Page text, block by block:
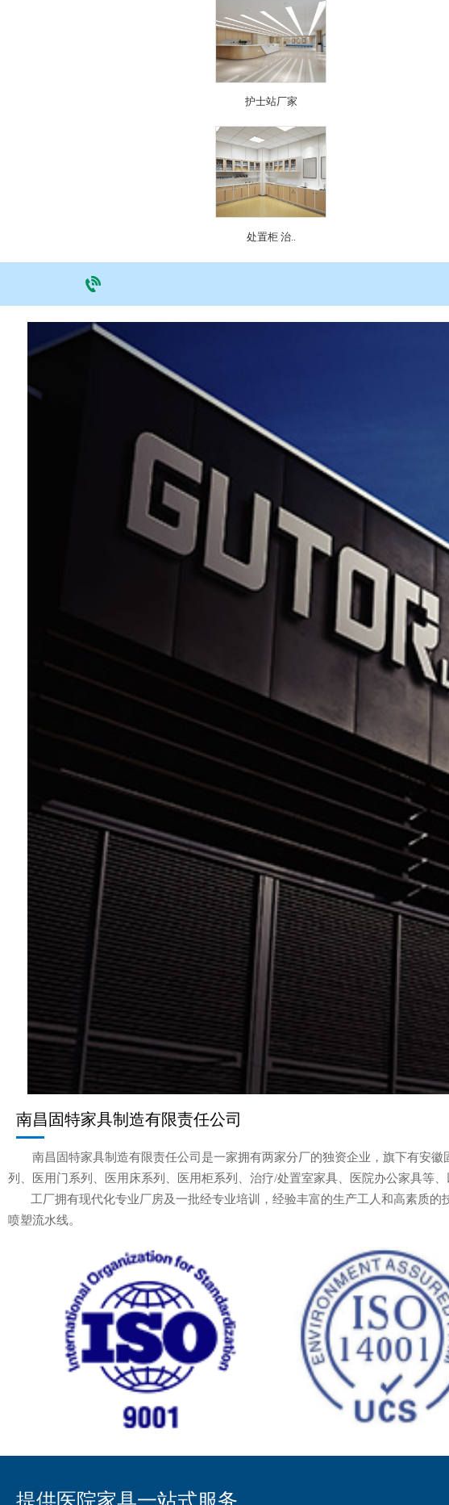
护士站厂家
处置柜 治..
南昌固特家具制造有限责任公司
南昌固特家具制造有限责任公司是一家拥有两家分厂的独资企业，旗下有安徽
列、医用门系列、医用床系列、医用柜系列、治疗/处置室家具、医院办公家具等、
工厂拥有现代化专业厂房及一批经专业培训，经验丰富的生产工人和高素质的
喷塑流水线。